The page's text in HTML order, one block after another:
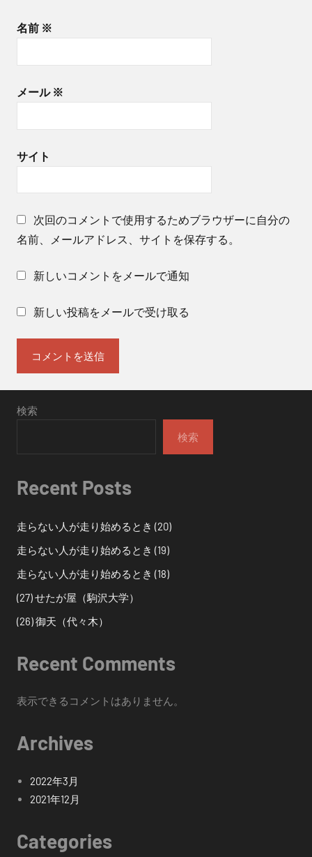
名前 ※
メール ※
サイト
次回のコメントで使用するためブラウザーに自分の
名前、メールアドレス、サイトを保存する。
新しいコメントをメールで通知
新しい投稿をメールで受け取る
検索
検索
Recent Posts
走らない人が走り始めるとき (20)
走らない人が走り始めるとき (19)
走らない人が走り始めるとき (18)
(27) せたが屋（駒沢大学）
(26) 御天（代々木）
Recent Comments
表示できるコメントはありません。
Archives
2022年3月
2021年12月
Categories